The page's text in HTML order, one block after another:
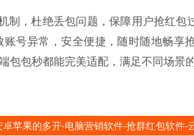
制，杜绝丢包问题，保障用户抢红包
号异常，安全便捷，随时随地畅享
包包秒都能完美适配，满足不同场景
苹果的多开-电脑营销软件-抢群红包软件